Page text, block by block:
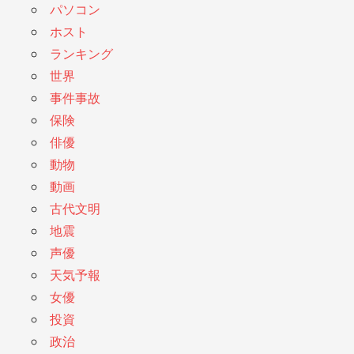
パソコン
ホスト
ランキング
世界
事件事故
保険
俳優
動物
動画
古代文明
地震
声優
天気予報
女優
投資
政治